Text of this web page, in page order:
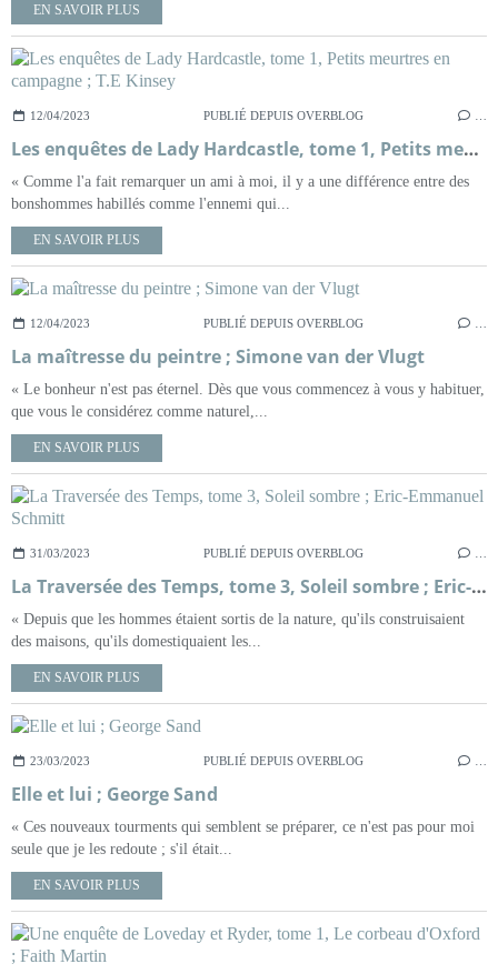
EN SAVOIR PLUS
12/04/2023 PUBLIÉ DEPUIS OVERBLOG
Les enquêtes de Lady Hardcastle, tome 1, Petits meurtres en campagne ; T.E Kinsey
« Comme l'a fait remarquer un ami à moi, il y a une différence entre des
bonshommes habillés comme l'ennemi qui...
EN SAVOIR PLUS
12/04/2023 PUBLIÉ DEPUIS OVERBLOG
La maîtresse du peintre ; Simone van der Vlugt
« Le bonheur n'est pas éternel. Dès que vous commencez à vous y habituer,
que vous le considérez comme naturel,...
EN SAVOIR PLUS
31/03/2023 PUBLIÉ DEPUIS OVERBLOG
La Traversée des Temps, tome 3, Soleil sombre ; Eric-Emmanuel Schmitt
« Depuis que les hommes étaient sortis de la nature, qu'ils construisaient
des maisons, qu'ils domestiquaient les...
EN SAVOIR PLUS
23/03/2023 PUBLIÉ DEPUIS OVERBLOG
Elle et lui ; George Sand
« Ces nouveaux tourments qui semblent se préparer, ce n'est pas pour moi
seule que je les redoute ; s'il était...
EN SAVOIR PLUS